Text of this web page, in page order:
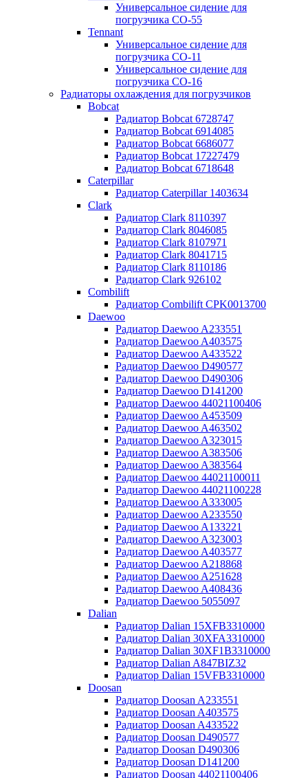
Универсальное сидение для
погрузчика CO-55
Tennant
Универсальное сидение для
погрузчика CO-11
Универсальное сидение для
погрузчика CO-16
Радиаторы охлаждения для погрузчиков
Bobcat
Радиатор Bobcat 6728747
Радиатор Bobcat 6914085
Радиатор Bobcat 6686077
Радиатор Bobcat 17227479
Радиатор Bobcat 6718648
Caterpillar
Радиатор Caterpillar 1403634
Clark
Радиатор Clark 8110397
Радиатор Clark 8046085
Радиатор Clark 8107971
Радиатор Clark 8041715
Радиатор Clark 8110186
Радиатор Clark 926102
Combilift
Радиатор Combilift CPK0013700
Daewoo
Радиатор Daewoo A233551
Радиатор Daewoo A403575
Радиатор Daewoo A433522
Радиатор Daewoo D490577
Радиатор Daewoo D490306
Радиатор Daewoo D141200
Радиатор Daewoo 44021100406
Радиатор Daewoo A453509
Радиатор Daewoo A463502
Радиатор Daewoo A323015
Радиатор Daewoo A383506
Радиатор Daewoo A383564
Радиатор Daewoo 44021100011
Радиатор Daewoo 44021100228
Радиатор Daewoo A333005
Радиатор Daewoo A233550
Радиатор Daewoo A133221
Радиатор Daewoo A323003
Радиатор Daewoo A403577
Радиатор Daewoo A218868
Радиатор Daewoo A251628
Радиатор Daewoo A408436
Радиатор Daewoo 5055097
Dalian
Радиатор Dalian 15XFB3310000
Радиатор Dalian 30XFA3310000
Радиатор Dalian 30XF1B3310000
Радиатор Dalian A847BIZ32
Радиатор Dalian 15VFB3310000
Doosan
Радиатор Doosan A233551
Радиатор Doosan A403575
Радиатор Doosan A433522
Радиатор Doosan D490577
Радиатор Doosan D490306
Радиатор Doosan D141200
Радиатор Doosan 44021100406